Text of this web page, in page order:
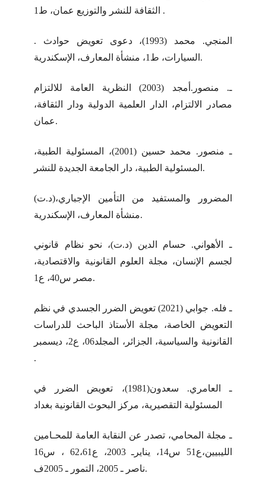
الثقافة للنشر والتوزيع عمان، ط1 .
. المنجي. محمد (1993)، دعوى تعويض حوادث
السيارات، ط1، منشأة المعارف، الإسكندرية.
ـ. منصور.أمجد (2003) النظرية العامة للالتزام
مصادر الالتزام، الدار العلمية الدولية ودار الثقافة،
عمان.
ـ منصور. محمد حسين (2001)، المسئولية الطبية،
المسئولية الطبية، دار الجامعة الجديدة للنشر.
(د.ت)المضرور والمستفيد من التأمين الإجباري،
منشأة المعارف، الإسكندرية.
ـ الأهواني. حسام الدين (د.ت)، نحو نظام قانوني
لجسم الإنسان، مجلة العلوم القانونية والاقتصادية،
مصر س40، ع1.
ـ فله. جوابي (2021) تعويض الضرر الجسدي في نظم
التعويض الخاصة، مجلة الأستاذ الباحث للدراسات
القانونية والسياسية، الجزائر، المجلد06، ع2، ديسمبر
.
ـ العامري. سعدون(1981)، تعويض الضرر في
المسئولية التقصيرية، مركز البحوث القانونية بغداد
ـ مجلة المحامي، تصدر عن النقابة العامة للمحـامين
الليبيين،ع51 س14، ينايرـ 2003، ع62،61 ، س16
ناصر ـ 2005، التمور ـ 2005ف.